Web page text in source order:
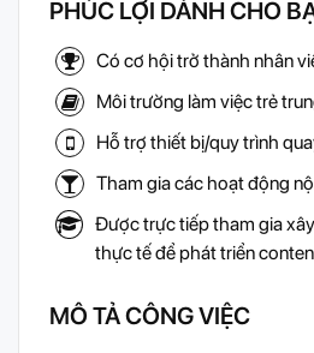
PHÚC LỢI DÀNH CHO
Có cơ hội trở thành nhân
Môi trường làm việc trẻ
Hỗ trợ thiết bị/quy trình
Tham gia các hoạt động
Được trực tiếp tham gia
thực tế để phát triển
MÔ TẢ CÔNG VIỆC